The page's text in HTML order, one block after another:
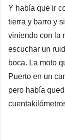
Y había que ir
tierra y barro y
viniendo con la
escuchar un
boca. La moto
Puerto en un
pero había